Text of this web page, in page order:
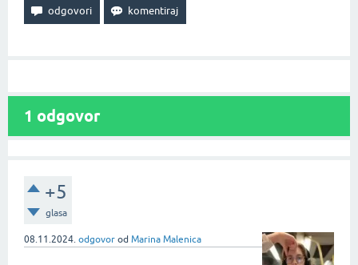
1 odgovor
+5
glasa
08.11.2024. odgovor od Marina Malenica